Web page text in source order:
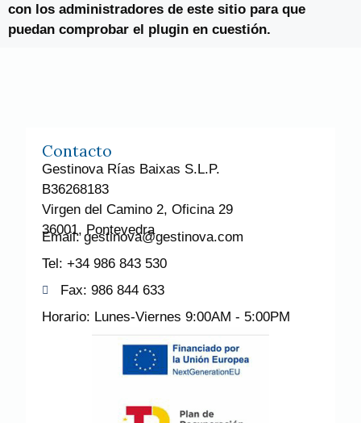
con los administradores de este sitio para que
puedan comprobar el plugin en cuestión.
Contacto
Gestinova Rías Baixas S.L.P.
B36268183
Virgen del Camino 2, Oficina 29
36001, Pontevedra
Email: gestinova@gestinova.com
Tel: +34 986 843 530
Fax: 986 844 633
Horario: Lunes-Viernes 9:00AM - 5:00PM